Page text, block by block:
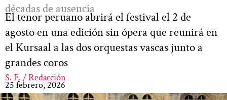
décadas de ausencia
El tenor peruano abrirá el festival el 2 de
agosto en una edición sin ópera que reunirá en
el Kursaal a las dos orquestas vascas junto a
grandes coros
S. F. / Redacción
25 febrero, 2026